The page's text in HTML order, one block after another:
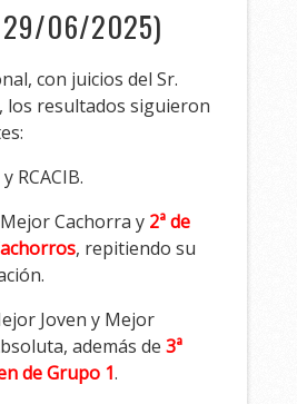
29/06/2025)
con juicios del Sr.
, los resultados siguieron
y RCACIB.
Cachorra y 2ª de
, repitiendo su
Joven y Mejor
además de3ª
de Grupo 1.